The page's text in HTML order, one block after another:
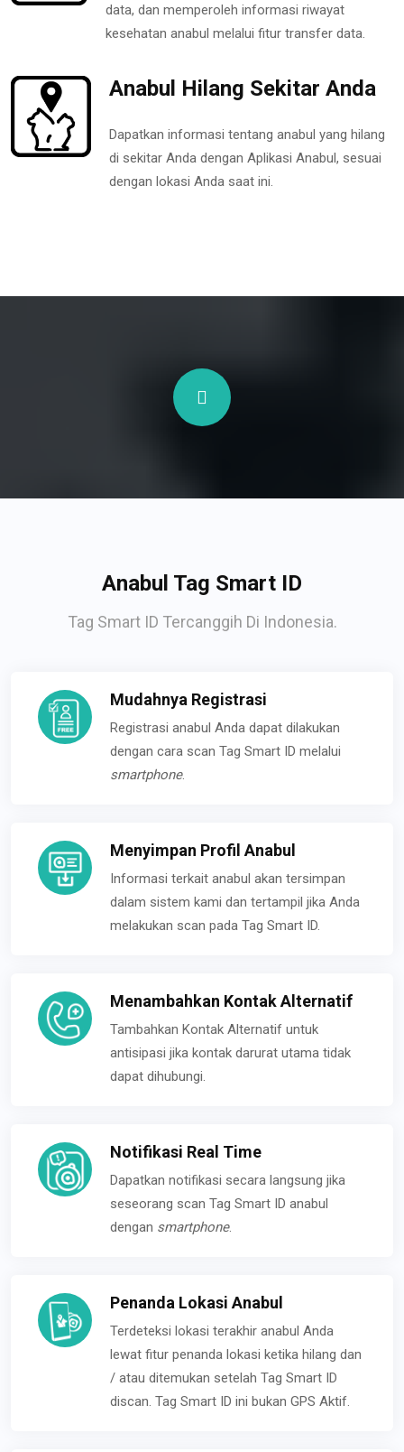
data, dan memperoleh informasi riwayat
kesehatan anabul melalui fitur transfer data.
Anabul Hilang Sekitar Anda
Dapatkan informasi tentang anabul yang hilang
di sekitar Anda dengan Aplikasi Anabul, sesuai
dengan lokasi Anda saat ini.
Anabul Tag Smart ID
Tag Smart ID Tercanggih Di Indonesia.
Mudahnya Registrasi
Registrasi anabul Anda dapat dilakukan
dengan cara scan Tag Smart ID melalui
smartphone.
Menyimpan Profil Anabul
Informasi terkait anabul akan tersimpan
dalam sistem kami dan tertampil jika Anda
melakukan scan pada Tag Smart ID.
Menambahkan Kontak Alternatif
Tambahkan Kontak Alternatif untuk
antisipasi jika kontak darurat utama tidak
dapat dihubungi.
Notifikasi Real Time
Dapatkan notifikasi secara langsung jika
seseorang scan Tag Smart ID anabul
dengan smartphone.
Penanda Lokasi Anabul
Terdeteksi lokasi terakhir anabul Anda
lewat fitur penanda lokasi ketika hilang dan
/ atau ditemukan setelah Tag Smart ID
discan. Tag Smart ID ini bukan GPS Aktif.